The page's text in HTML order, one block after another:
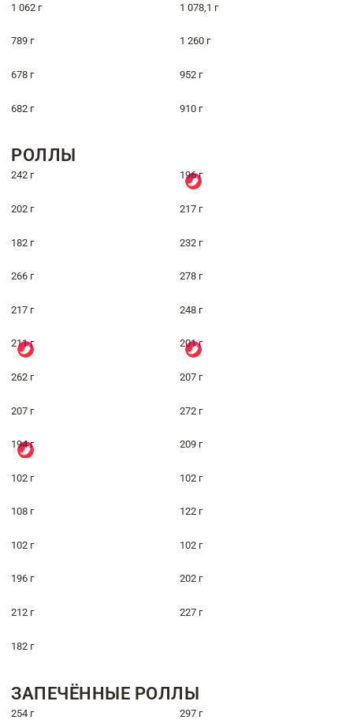
1 062 г 1 078,1 г
789 г 1 260 г
678 г 952 г
682 г 910 г
РОЛЛЫ
242 г 196 г
202 г 217 г
182 г 232 г
266 г 278 г
217 г 248 г
211 г 201 г
262 г 207 г
207 г 272 г
194 г 209 г
102 г 102 г
108 г 122 г
102 г 102 г
196 г 202 г
212 г 227 г
182 г
ЗАПЕЧЁННЫЕ РОЛЛЫ
254 г 297 г